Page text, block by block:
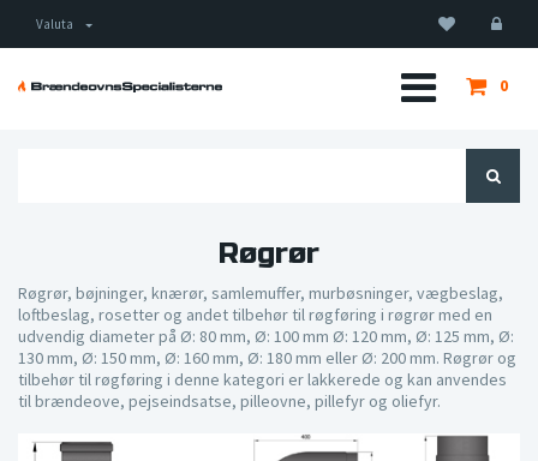
Valuta
0
Røgrør
Røgrør, bøjninger, knærør, samlemuffer, murbøsninger, vægbeslag,
loftbeslag, rosetter og andet tilbehør til røgføring i røgrør med en
udvendig diameter på Ø: 80 mm, Ø: 100 mm Ø: 120 mm, Ø: 125 mm, Ø:
130 mm, Ø: 150 mm, Ø: 160 mm, Ø: 180 mm eller Ø: 200 mm. Røgrør og
tilbehør til røgføring i denne kategori er lakkerede og kan anvendes
til brændeove, pejseindsatse, pilleovne, pillefyr og oliefyr.